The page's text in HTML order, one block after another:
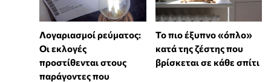
Λογαριασμοί ρεύματος:
Οι εκλογές
προστίθενται στους
παράγοντες που
To πιο έξυπνο «όπλο»
κατά της ζέστης που
βρίσκεται σε κάθε σπίτι